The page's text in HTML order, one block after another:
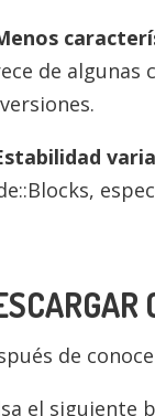
de algunas
de
el siguiente